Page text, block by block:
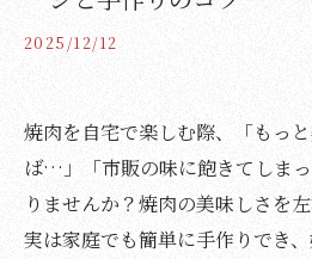
2025/12/12
焼肉を自宅で楽しむ際、「もっ
ば…」「市販の味に飽きてしま
りませんか？焼肉の美味しさを左
実は家庭でも簡単に手作りでき